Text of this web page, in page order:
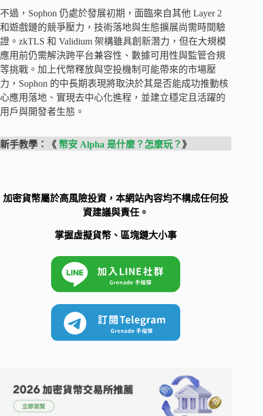
不過，Sophon 仍處於發展初期，面臨來自其他 Layer 2
和遊戲鏈的競爭壓力，技術落地與生態擴展尚需時間驗
證。zkTLS 和 Validium 架構雖具創新潛力，但在大規模
應用前仍需解決跨平台兼容性、數據可用性與監管合規
等挑戰。加上代幣釋放與空投機制可能帶來的市場壓
力，Sophon 的中長期表現將取決於其是否能成功推動核
心應用落地、實現去中心化進程，並建立穩定且活躍的
用戶與開發者生態。
新手教學：《 幣安 Alpha 是什麼？怎麼玩？ 》
加密貨幣屬於高風險投資，本網站內容均不構成任何投
資建議與責任。
掌握虛擬貨幣、區塊鏈大小事